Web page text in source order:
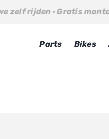
Parts Bikes